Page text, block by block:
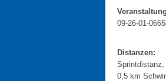
09-26-01-
Distanzen:
Sprintdistanz,
0,5 km